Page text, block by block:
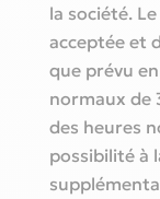
la société.
acceptée et
que prévu
normaux de
des heures
possibilité à